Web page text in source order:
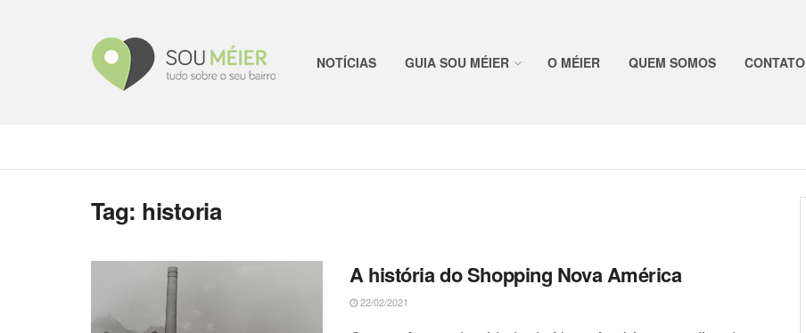
NOTÍCIAS GUIA SOU MÉIER O MÉIER QUEM SOMOS CONTATO
Tag: historia
A história do Shopping Nova América
22/02/2021